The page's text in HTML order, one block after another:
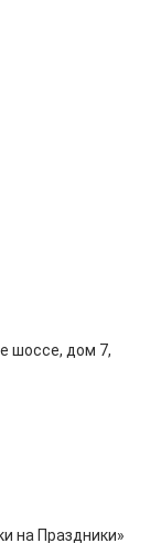
шоссе, дом 7,
на Праздники»